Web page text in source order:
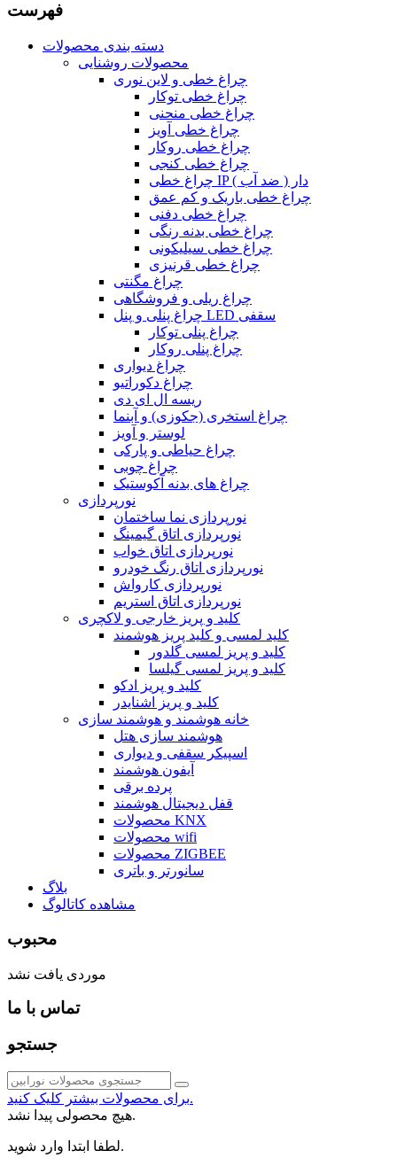
فهرست
دسته بندی محصولات
محصولات روشنایی
چراغ خطی و لاین نوری
چراغ خطی توکار
چراغ خطی منحنی
چراغ خطی آویز
چراغ خطی روکار
چراغ خطی کنجی
چراغ خطی IP دار ( ضد آب )
چراغ خطی باریک و کم عمق
چراغ خطی دفنی
چراغ خطی بدنه رنگی
چراغ خطی سیلیکونی
چراغ خطی قرنیزی
چراغ مگنتی
چراغ ریلی و فروشگاهی
چراغ پنلی و پنل LED سقفی
چراغ پنلی توکار
چراغ پنلی روکار
چراغ دیواری
چراغ دکوراتیو
ریسه ال ای دی
چراغ استخری (جکوزی) و آبنما
لوستر و آویز
چراغ حیاطی و پارکی
چراغ چوبی
چراغ های بدنه آکوستیک
نورپردازی
نورپردازی نما ساختمان
نورپردازی اتاق گیمینگ
نورپردازی اتاق خواب
نورپردازی اتاق رنگ خودرو
نورپردازی کارواش
نورپردازی اتاق استریم
کلید و پریز خارجی و لاکچری
کلید لمسی و کلید پریز هوشمند
کلید و پریز لمسی گلدور
کلید و پریز لمسی گیلسا
کلید و پریز ادکو
کلید و پریز اشنایدر
خانه هوشمند و هوشمند سازی
هوشمند سازی هتل
اسپیکر سقفی و دیواری
آیفون هوشمند
پرده برقی
قفل دیجیتال هوشمند
محصولات KNX
محصولات wifi
محصولات ZIGBEE
سانورتر و باتری
بلاگ
مشاهده کاتالوگ
محبوب
موردی یافت نشد
تماس با ما
جستجو
برای محصولات بیشتر کلیک کنید.
هیچ محصولی پیدا نشد.
لطفا ابتدا وارد شوید.